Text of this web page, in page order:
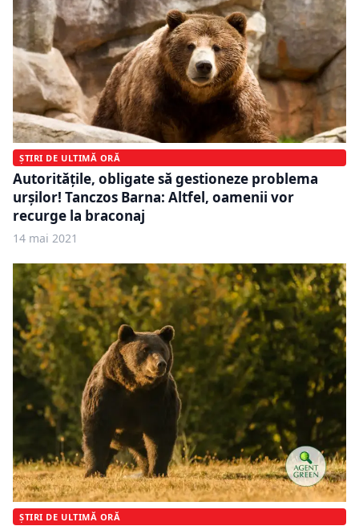
ȘTIRI DE ULTIMĂ ORĂ
Autorităţile, obligate să gestioneze problema
urşilor! Tanczos Barna: Altfel, oamenii vor
recurge la braconaj
14 mai 2021
ȘTIRI DE ULTIMĂ ORĂ